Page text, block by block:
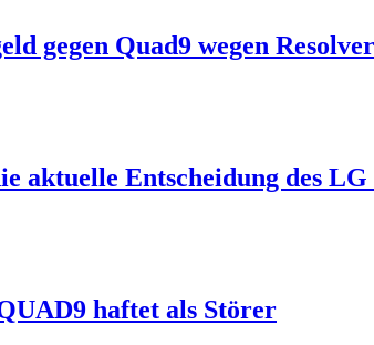
gegen Quad9 wegen
aktuelle Entscheidung des
haftet als Störer